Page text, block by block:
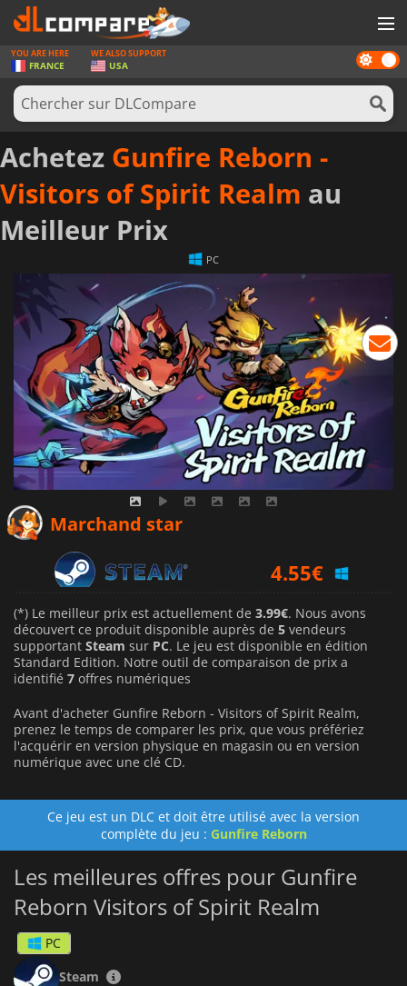
JEUX
CARTES PRÉPAYÉES
LOGICIELS
CONCOURS
MATÉRIEL
NEWS
SE CONNECTER OU S'INSCRIRE
Dark
mode
YOU ARE HERE
FRANCE
WE ALSO SUPPORT
USA
Achetez Gunfire Reborn -
Visitors of Spirit Realm au
Meilleur Prix
PC
Marchand star
4.55€
4.79€
(*) Le meilleur prix est actuellement de 3.99€. Nous avons
découvert ce produit disponible auprès de 5 vendeurs
supportant Steam sur PC. Le jeu est disponible en édition
Standard Edition. Notre outil de comparaison de prix a
identifié 7 offres numériques
Avant d'acheter Gunfire Reborn - Visitors of Spirit Realm,
prenez le temps de comparer les prix, que vous préfériez
l'acquérir en version physique en magasin ou en version
numérique avec une clé CD.
Ce jeu est un DLC et doit être utilisé avec la version
complète du jeu : Gunfire Reborn
Les meilleures offres pour Gunfire
Reborn Visitors of Spirit Realm
PC
Steam